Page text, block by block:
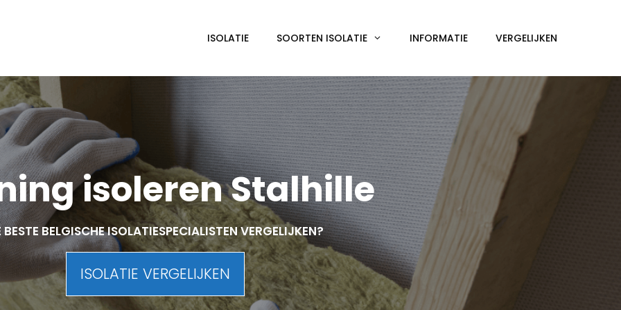
ISOLATIE SOORTEN ISOLATIE INFORMATIE VERGELIJKEN
isoleren Stalhille
BESTE BELGISCHE ISOLATIESPECIALISTEN VERGELIJKEN?
ISOLATIE VERGELIJKEN